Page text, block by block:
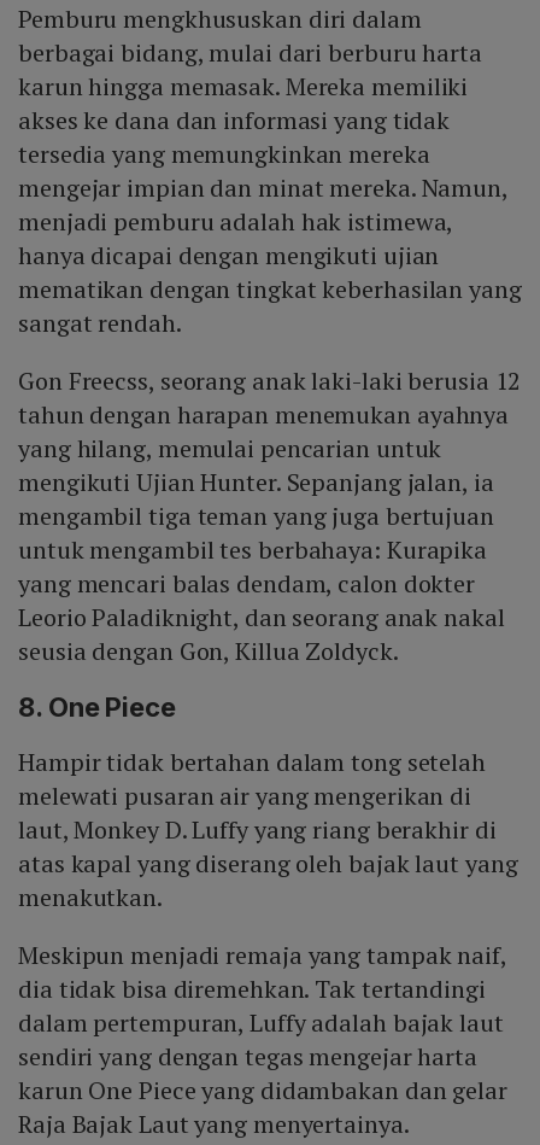
Pemburu mengkhususkan diri dalam
berbagai bidang, mulai dari berburu harta
karun hingga memasak. Mereka memiliki
akses ke dana dan informasi yang tidak
tersedia yang memungkinkan mereka
mengejar impian dan minat mereka. Namun,
menjadi pemburu adalah hak istimewa,
hanya dicapai dengan mengikuti ujian
mematikan dengan tingkat keberhasilan yang
sangat rendah.
Gon Freecss, seorang anak laki-laki berusia 12
tahun dengan harapan menemukan ayahnya
yang hilang, memulai pencarian untuk
mengikuti Ujian Hunter. Sepanjang jalan, ia
mengambil tiga teman yang juga bertujuan
untuk mengambil tes berbahaya: Kurapika
yang mencari balas dendam, calon dokter
Leorio Paladiknight, dan seorang anak nakal
seusia dengan Gon, Killua Zoldyck.
8. One Piece
Hampir tidak bertahan dalam tong setelah
melewati pusaran air yang mengerikan di
laut, Monkey D. Luffy yang riang berakhir di
atas kapal yang diserang oleh bajak laut yang
menakutkan.
Meskipun menjadi remaja yang tampak naif,
dia tidak bisa diremehkan. Tak tertandingi
dalam pertempuran, Luffy adalah bajak laut
sendiri yang dengan tegas mengejar harta
karun One Piece yang didambakan dan gelar
Raja Bajak Laut yang menyertainya.